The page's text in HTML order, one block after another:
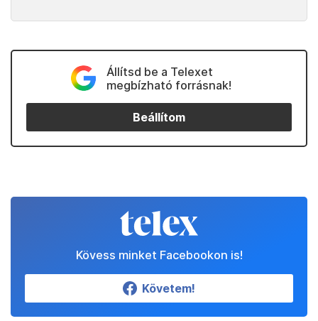
Állítsd be a Telexet
megbízható forrásnak!
Beállítom
Kövess minket Facebookon is!
Követem!